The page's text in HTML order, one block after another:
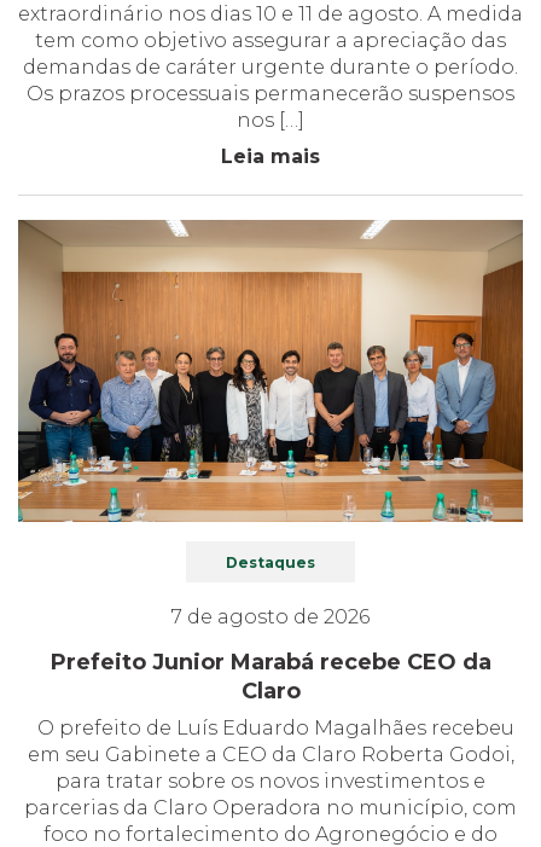
extraordinário nos dias 10 e 11 de agosto. A medida
tem como objetivo assegurar a apreciação das
demandas de caráter urgente durante o período.
Os prazos processuais permanecerão suspensos
nos […]
Leia mais
Destaques
7 de agosto de 2026
Prefeito Junior Marabá recebe CEO da
Claro
O prefeito de Luís Eduardo Magalhães recebeu
em seu Gabinete a CEO da Claro Roberta Godoi,
para tratar sobre os novos investimentos e
parcerias da Claro Operadora no município, com
foco no fortalecimento do Agronegócio e do